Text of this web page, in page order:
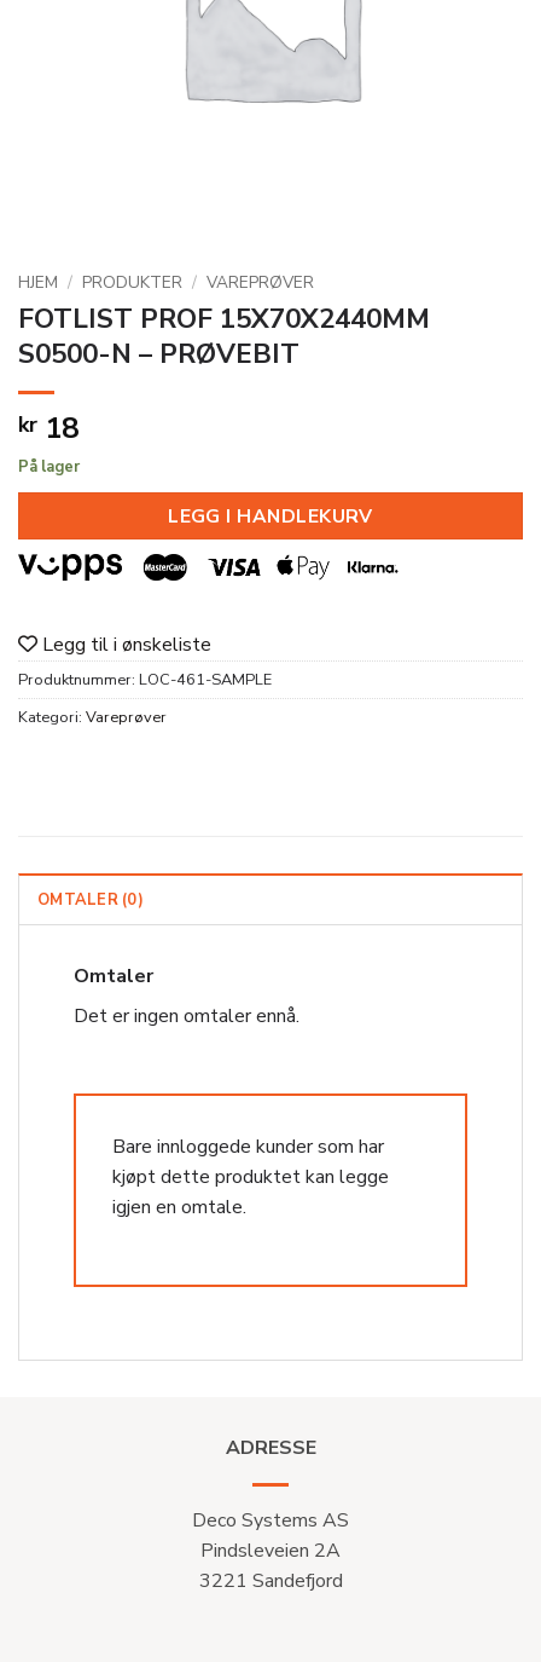
HJEM / PRODUKTER / VAREPRØVER
FOTLIST PROF 15X70X2440MM
S0500-N – PRØVEBIT
kr 18
På lager
LEGG I HANDLEKURV
Legg til i ønskeliste
Produktnummer: LOC-461-SAMPLE
Kategori: Vareprøver
OMTALER (0)
Omtaler
Det er ingen omtaler ennå.
Bare innloggede kunder som har
kjøpt dette produktet kan legge
igjen en omtale.
ADRESSE
Deco Systems AS
Pindsleveien 2A
3221 Sandefjord